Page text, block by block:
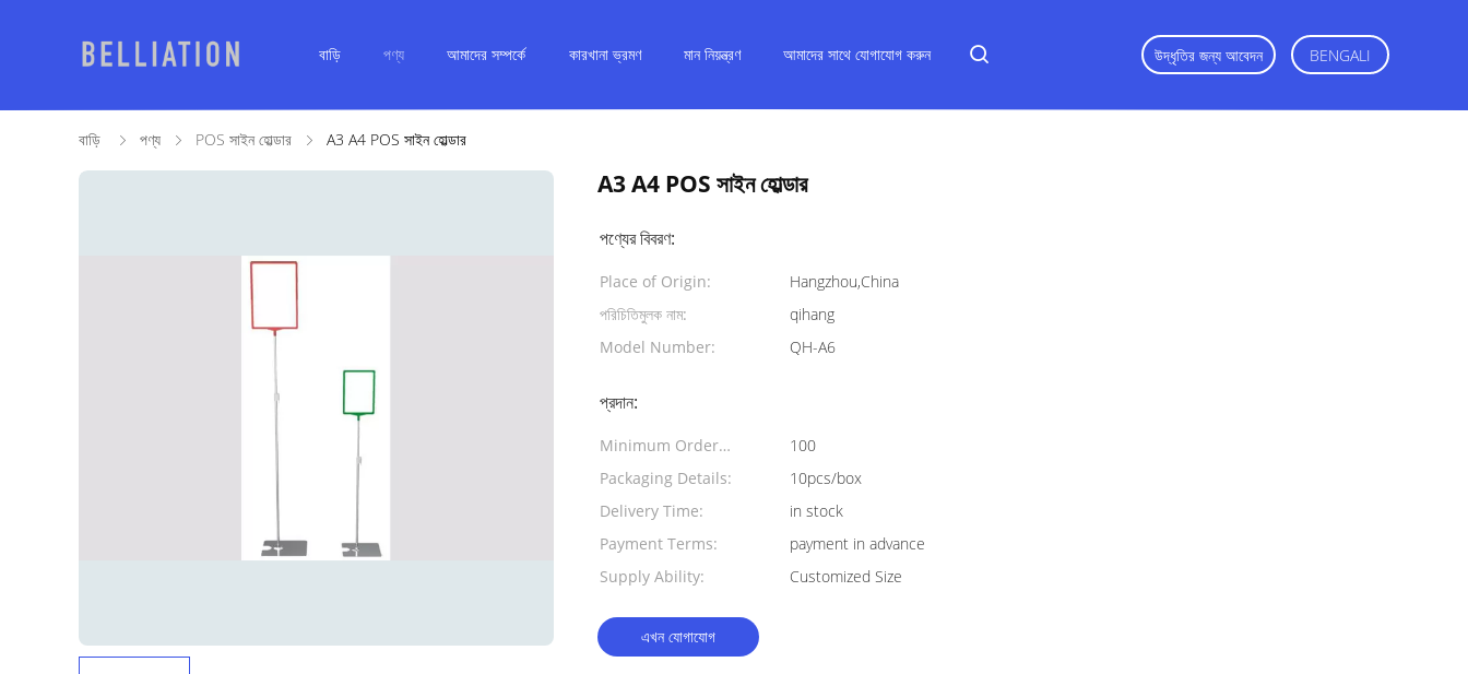
বাড়ি পণ্য আমাদের সম্পর্কে কারখানা ভ্রমণ মান নিয়ন্ত্রণ আমাদের সাথে যোগাযোগ করুন উদ্ধৃতির জন্য আবেদন BENGALI
বাড়ি পণ্য POS সাইন হোল্ডার A3 A4 POS সাইন হোল্ডার
A3 A4 POS সাইন হোল্ডার
পণ্যের বিবরণ:
Place of Origin:
Hangzhou,China
পরিচিতিমুলক নাম:
qihang
Model Number:
QH-A6
প্রদান:
Minimum Order
Quantity:
100
Packaging Details:
10pcs/box
Delivery Time:
in stock
Payment Terms:
payment in advance
Supply Ability:
Customized Size
এখন যোগাযোগ